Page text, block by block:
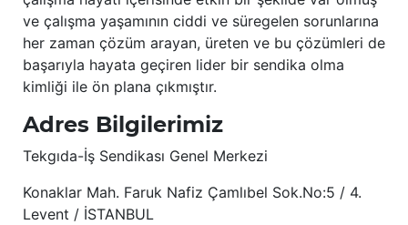
ve çalışma yaşamının ciddi ve süregelen sorunlarına
her zaman çözüm arayan, üreten ve bu çözümleri de
başarıyla hayata geçiren lider bir sendika olma
kimliği ile ön plana çıkmıştır.
Adres Bilgilerimiz
Tekgıda-İş Sendikası Genel Merkezi
Konaklar Mah. Faruk Nafiz Çamlıbel Sok.No:5 / 4.
Levent / İSTANBUL